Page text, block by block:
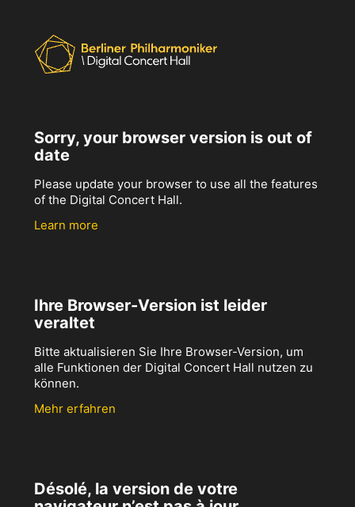
Sorry, your browser version is out of
date
Please update your browser to use all the features
of the Digital Concert Hall.
Learn more
Ihre Browser-Version ist leider
veraltet
Bitte aktualisieren Sie Ihre Browser-Version, um
alle Funktionen der Digital Concert Hall nutzen zu
können.
Mehr erfahren
Désolé, la version de votre